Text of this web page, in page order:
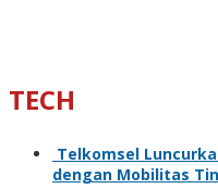
TECH
Telkomsel
dengan Mobilitas